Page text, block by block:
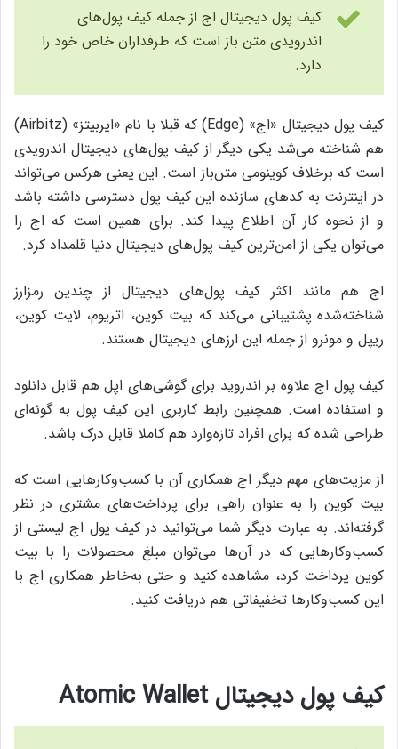
کیف پول دیجیتال اج از جمله کیف پول‌های
اندرویدی متن باز است که طرفداران خاص خود را
دارد.
کیف پول دیجیتال «اج» (Edge) که قبلا با نام «ایربیتز» (Airbitz)
هم شناخته می‌شد یکی دیگر از کیف پول‌های دیجیتال اندرویدی
است که برخلاف کوینومی متن‌باز است. این یعنی هرکس می‌تواند
در اینترنت به کدهای سازنده‌ این کیف پول دسترسی داشته باشد
و از نحوه‌ کار آن اطلاع پیدا کند. برای همین است که اج را
می‌توان یکی از امن‌ترین کیف پول‌های دیجیتال دنیا قلمداد کرد.
اج هم مانند اکثر کیف پول‌های دیجیتال از چندین رمزارز
شناخته‌شده پشتیبانی می‌کند که بیت کوین، اتریوم، لایت کوین،
ریپل و مونرو از جمله‌ این ارزهای دیجیتال هستند.
کیف پول اج علاوه بر اندروید برای گوشی‌های اپل هم قابل دانلود
و استفاده است. همچنین رابط کاربری این کیف پول به گونه‌ای
طراحی شده که برای افراد تازه‌وارد هم کاملا قابل درک باشد.
از مزیت‌های مهم دیگر اج همکاری آن با کسب‌وکارهایی است که
بیت کوین را به عنوان راهی برای پرداخت‌های مشتری در نظر
گرفته‌اند. به عبارت دیگر شما می‌توانید در کیف پول اج لیستی از
کسب‌وکارهایی که در آن‌ها می‌توان مبلغ محصولات را با بیت
کوین پرداخت کرد، مشاهده کنید و حتی به‌خاطر همکاری اج با
این کسب‌وکارها تخفیفاتی هم دریافت کنید.
کیف پول دیجیتال Atomic Wallet